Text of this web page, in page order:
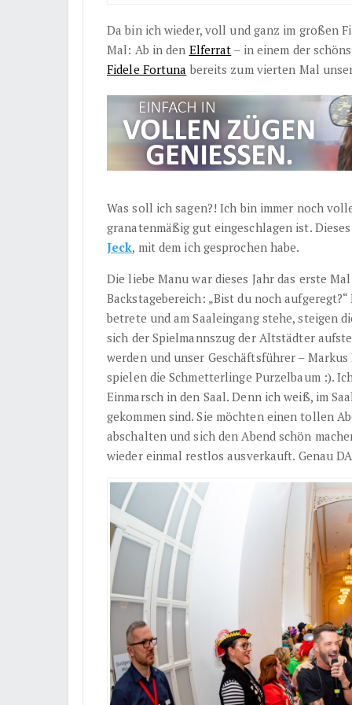
Da bin ich wieder, voll und ganz im großen
Mal: Ab in den Elferrat – in einem der
Fidele Fortuna bereits zum vierten Mal
Was soll ich sagen?! Ich bin immer noch
granatenmäßig gut eingeschlagen ist.
Jeck, mit dem ich gesprochen habe.
Die liebe Manu war dieses Jahr das erste
Backstagebereich: „Bist du noch
betrete und am Saaleingang stehe, steigen
sich der Spielmannszug der Altstädter
werden und unser Geschäftsführer –
spielen die Schmetterlinge Purzelbaum :).
Einmarsch in den Saal. Denn ich weiß, im
gekommen sind. Sie möchten einen tollen
abschalten und sich den Abend schön
wieder einmal restlos ausverkauft. Genau